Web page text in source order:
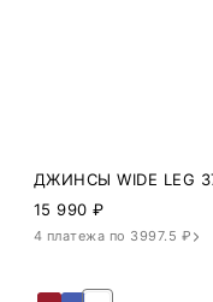
ДЖИНСЫ WIDE LEG
15 990₽
4 платежа по 3997.5 ₽